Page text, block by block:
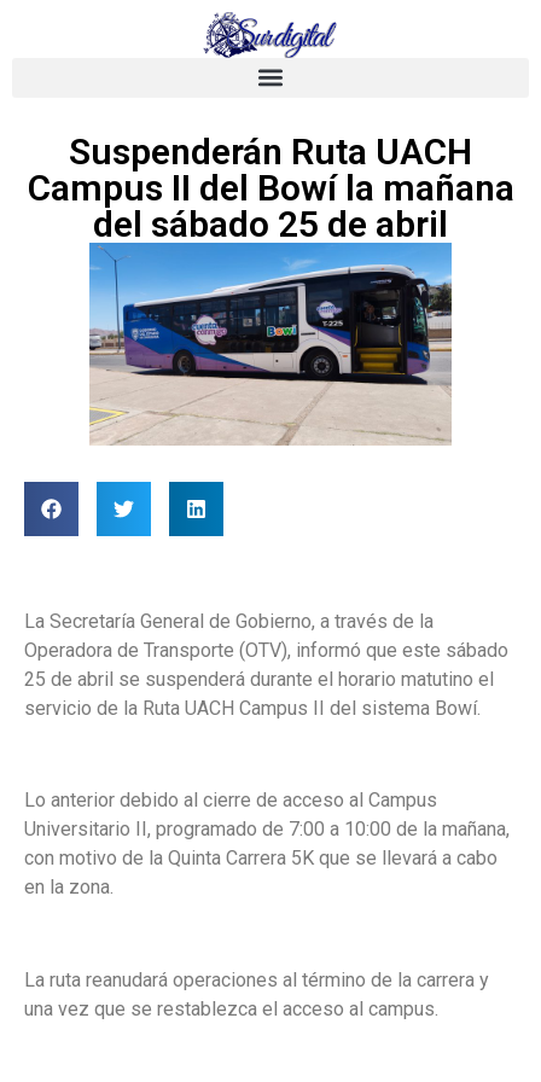
Suspenderán Ruta UACH
Campus II del Bowí la mañana
del sábado 25 de abril
La Secretaría General de Gobierno, a través de la
Operadora de Transporte (OTV), informó que este sábado
25 de abril se suspenderá durante el horario matutino el
servicio de la Ruta UACH Campus II del sistema Bowí.
Lo anterior debido al cierre de acceso al Campus
Universitario II, programado de 7:00 a 10:00 de la mañana,
con motivo de la Quinta Carrera 5K que se llevará a cabo
en la zona.
La ruta reanudará operaciones al término de la carrera y
una vez que se restablezca el acceso al campus.